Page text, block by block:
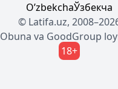
OʼzbekchaЎзбекча
© Latifa.uz,
Obuna va GoodGroup
18+